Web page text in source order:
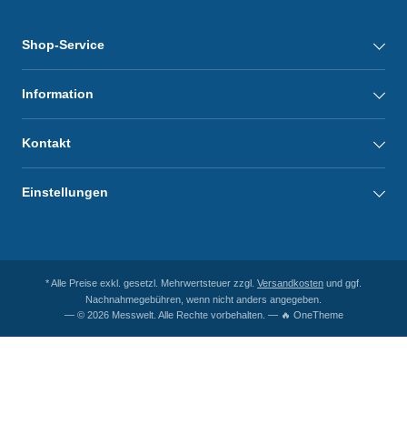
Shop-Service
Information
Kontakt
Einstellungen
* Alle Preise exkl. gesetzl. Mehrwertsteuer zzgl. Versandkosten und ggf.
Nachnahmegebühren, wenn nicht anders angegeben.
— © 2026 Messwelt. Alle Rechte vorbehalten. — 🔥 OneTheme